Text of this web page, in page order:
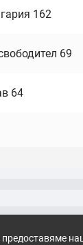
162
69
64